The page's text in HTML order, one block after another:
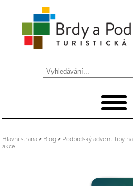
Hlavní strana > Blog > Podbrdský advent: tipy
akce